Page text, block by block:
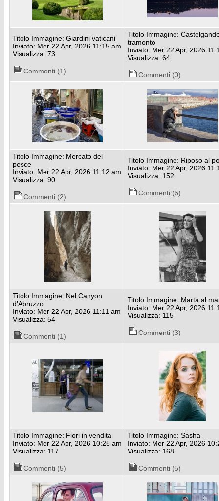
Titolo Immagine: Giardini vaticani
Inviato: Mer 22 Apr, 2026 11:15 am
Visualizza: 73
Commenti (1)
Titolo Immagine:
tramonto
Inviato: Mer 22 Apr, 2026
Visualizza: 64
Commenti (0)
Titolo Immagine: Mercato del
pesce
Inviato: Mer 22 Apr, 2026 11:12 am
Visualizza: 90
Commenti (2)
Titolo Immagine: Riposo al
Inviato: Mer 22 Apr, 2026
Visualizza: 152
Commenti (6)
Titolo Immagine: Nel Canyon
d'Abruzzo
Inviato: Mer 22 Apr, 2026 11:11 am
Visualizza: 54
Commenti (1)
Titolo Immagine: Marta al
Inviato: Mer 22 Apr, 2026
Visualizza: 115
Commenti (3)
Titolo Immagine: Fiori in vendita
Inviato: Mer 22 Apr, 2026 10:25 am
Visualizza: 117
Commenti (5)
Titolo Immagine: Sasha
Inviato: Mer 22 Apr, 2026
Visualizza: 168
Commenti (5)